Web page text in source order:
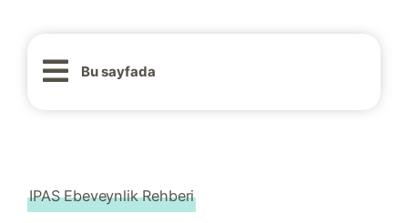
Bu sayfada
IPAS Ebeveynlik Rehberi